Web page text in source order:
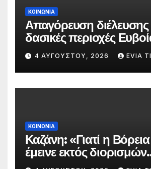
ΚΟΙΝΩΝΙΑ
Απαγόρευση διέλευσης
δασικές περιοχές
πολύ υψηλού κινδύνου
πυρκαγιάς
4 ΑΥΓΟΎΣΤΟΥ, 2026 EVIA
ΚΟΙΝΩΝΙΑ
Καζάνη: «Γιατί η
έμεινε εκτός διορισμών
δασκάλων;»